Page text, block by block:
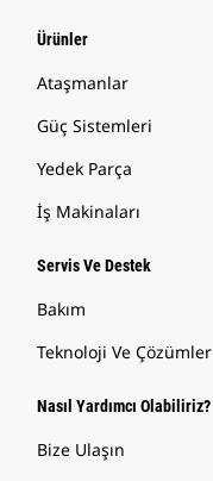
Ürünler
Ataşmanlar
Güç Sistemleri
Yedek Parça
İş Makinaları
Servis Ve Destek
Bakım
Teknoloji Ve Çözümler
Nasıl Yardımcı Olabiliriz?
Bize Ulaşın